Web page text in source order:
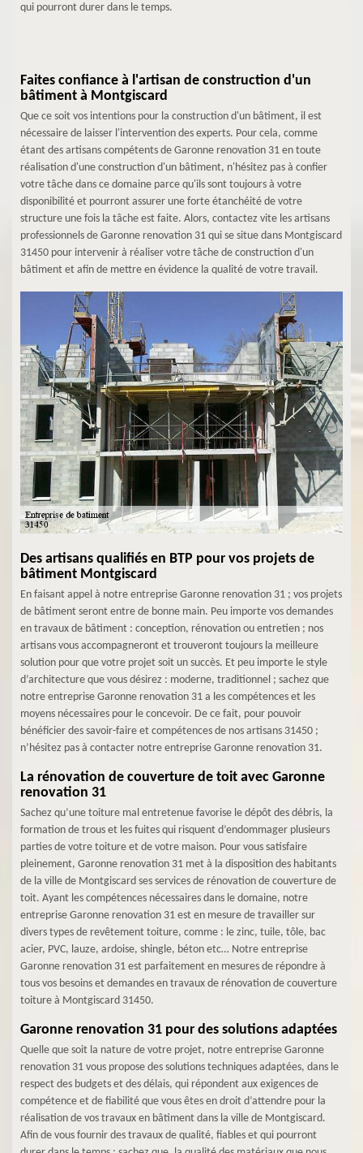
qui pourront durer dans le temps.
Faites confiance à l'artisan de construction d'un
bâtiment à Montgiscard
Que ce soit vos intentions pour la construction d'un bâtiment, il est
nécessaire de laisser l'intervention des experts. Pour cela, comme
étant des artisans compétents de Garonne renovation 31 en toute
réalisation d'une construction d'un bâtiment, n'hésitez pas à confier
votre tâche dans ce domaine parce qu'ils sont toujours à votre
disponibilité et pourront assurer une forte étanchéité de votre
structure une fois la tâche est faite. Alors, contactez vite les artisans
professionnels de Garonne renovation 31 qui se situe dans Montgiscard
31450 pour intervenir à réaliser votre tâche de construction d'un
bâtiment et afin de mettre en évidence la qualité de votre travail.
Des artisans qualifiés en BTP pour vos projets de
bâtiment Montgiscard
En faisant appel à notre entreprise Garonne renovation 31 ; vos projets
de bâtiment seront entre de bonne main. Peu importe vos demandes
en travaux de bâtiment : conception, rénovation ou entretien ; nos
artisans vous accompagneront et trouveront toujours la meilleure
solution pour que votre projet soit un succès. Et peu importe le style
d’architecture que vous désirez : moderne, traditionnel ; sachez que
notre entreprise Garonne renovation 31 a les compétences et les
moyens nécessaires pour le concevoir. De ce fait, pour pouvoir
bénéficier des savoir-faire et compétences de nos artisans 31450 ;
n’hésitez pas à contacter notre entreprise Garonne renovation 31.
La rénovation de couverture de toit avec Garonne
renovation 31
Sachez qu’une toiture mal entretenue favorise le dépôt des débris, la
formation de trous et les fuites qui risquent d’endommager plusieurs
parties de votre toiture et de votre maison. Pour vous satisfaire
pleinement, Garonne renovation 31 met à la disposition des habitants
de la ville de Montgiscard ses services de rénovation de couverture de
toit. Ayant les compétences nécessaires dans le domaine, notre
entreprise Garonne renovation 31 est en mesure de travailler sur
divers types de revêtement toiture, comme : le zinc, tuile, tôle, bac
acier, PVC, lauze, ardoise, shingle, béton etc… Notre entreprise
Garonne renovation 31 est parfaitement en mesures de répondre à
tous vos besoins et demandes en travaux de rénovation de couverture
toiture à Montgiscard 31450.
Garonne renovation 31 pour des solutions adaptées
Quelle que soit la nature de votre projet, notre entreprise Garonne
renovation 31 vous propose des solutions techniques adaptées, dans le
respect des budgets et des délais, qui répondent aux exigences de
compétence et de fiabilité que vous êtes en droit d’attendre pour la
réalisation de vos travaux en bâtiment dans la ville de Montgiscard.
Afin de vous fournir des travaux de qualité, fiables et qui pourront